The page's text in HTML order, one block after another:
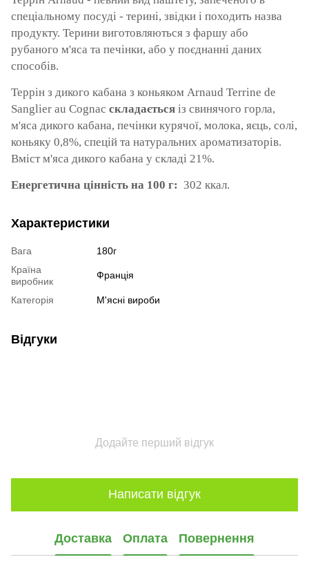
спеціальному посуді - терині, звідки і походить назва
продукту. Терини виготовляються з фаршу або
рубаного м'яса та печінки, або у поєднанні даних
способів.
Террін з дикого кабана з коньяком Arnaud Terrine de
Sanglier au Cognac складається із свинячого горла,
м'яса дикого кабана, печінки курячої, молока, яєць, солі,
коньяку 0,8%, спецій та натуральних ароматизаторів.
Вміст м'яса дикого кабана у складі 21%.
Енергетична цінність на 100 г: 302 ккал.
Характеристики
Вага
180г
Країна
виробник
Франція
Категорія М'ясні вироби
Відгуки
Додайте перший відгук
Написати відгук
Доставка Оплата Повернення